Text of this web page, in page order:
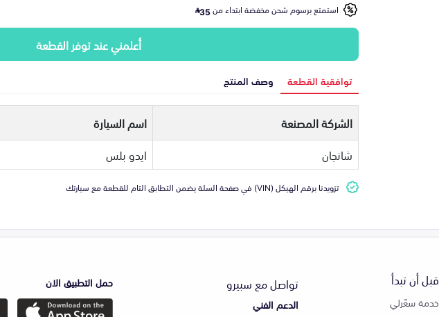
استمتع برسوم شحن مخفضة ابتداء من35
أعلمني عند توفر القطعة
توافقية القطعة وصف المنتج
الشركة المصنعة اسم السيارة
شانجان
ايدو بلس
تزويدنا برقم الهيكل (VIN) في صفحة السلة يضمن التطابق التام للقطعة مع سيارتك
قبل أن تبدأ
خدمة سعّرلي
تواصل مع سبيرو
الدعم الفني
حمل التطبيق الان